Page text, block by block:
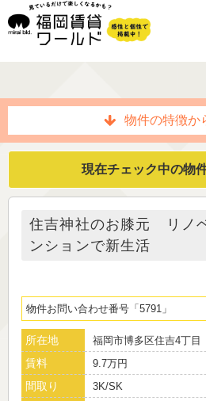
物件の特徴か
現在チェック中の物
住吉神社のお膝元 リノ
ンションで新生活
物件お問い合わせ番号 5791
所在地 福岡市博多区住吉4丁目
賃料 9.7万円
間取り 3K/SK